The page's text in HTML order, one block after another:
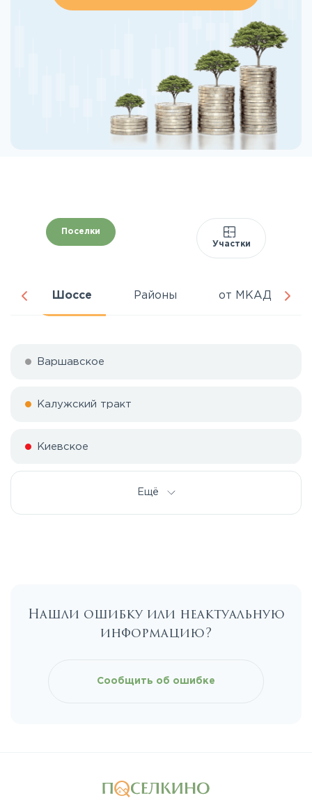
Поселки
Участки
Шоссе Районы от МКАД
Варшавское
Калужский тракт
Киевское
Ещё
Нашли ошибку или неактуальную
информацию?
Сообщить об ошибке